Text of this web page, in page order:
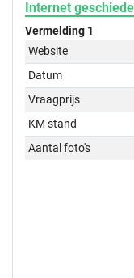
Internet
Vermelding 1
Website
Datum
Vraagprijs
KM stand
Aantal foto's